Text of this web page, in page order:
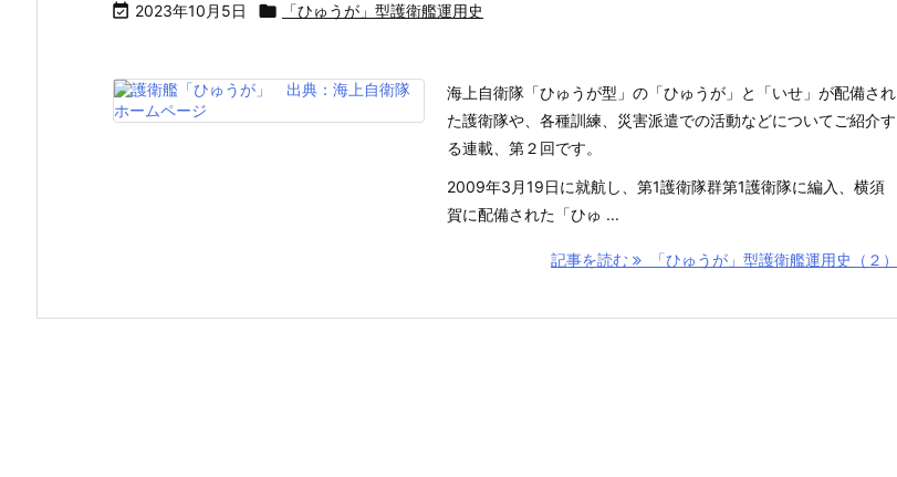
 2023年10月5日  「ひゅうが」型護衛艦運用史
海上自衛隊「ひゅうが型」の「ひゅうが」と「いせ」が配備され
た護衛隊や、各種訓練、災害派遣での活動などについてご紹介す
る連載、第２回です。
2009年3月19日に就航し、第1護衛隊群第1護衛隊に編入、横須
賀に配備された「ひゅ ...
記事を読む 「ひゅうが」型護衛艦運用史（２）